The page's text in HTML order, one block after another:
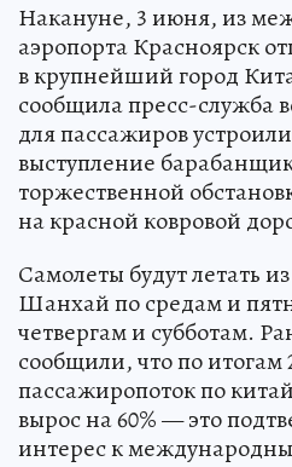
Накануне, 3 июня, из
аэропорта Красноярск
в крупнейший город
сообщила пресс-служба
для пассажиров
выступление
торжественной
на красной ковровой
Самолеты будут летать
Шанхай по средам и
четвергам и субботам.
сообщили, что по итогам
пассажиропоток по
вырос на 60% — это
интерес к